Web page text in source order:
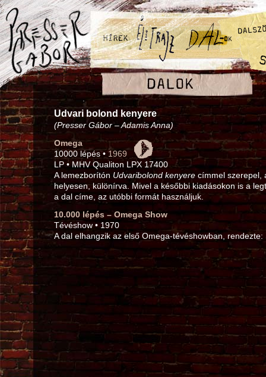
Udvari bolond kenyere
(Presser Gábor – Adamis Anna)
Omega
10000 lépés • 1969
LP • MHV Qualiton LPX 17400
A lemezborítón Udvaribolond kenyere címmel szerepel,
helyesen, különírva. Mivel a későbbi kiadásokon is a
a dal címe, az utóbbi formát használjuk.
10.000 lépés – Omega Show
Tévéshow • 1970
A dal elhangzik az első Omega-tévéshowban, rendezte: